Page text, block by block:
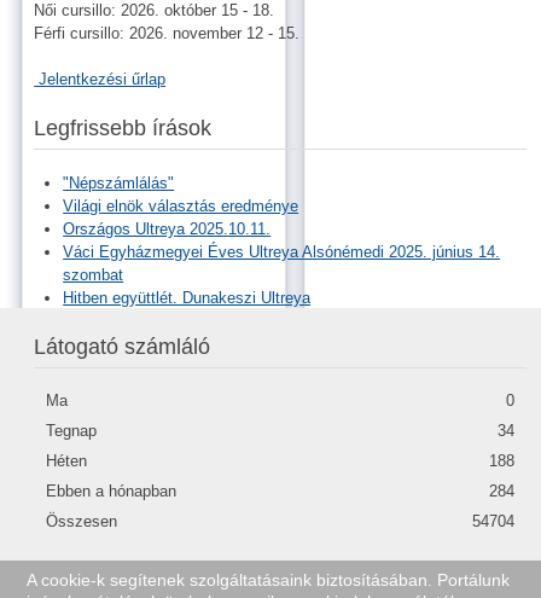
Női cursillo: 2026. október 15 - 18.
Férfi cursillo: 2026. november 12 - 15.
Jelentkezési űrlap
Legfrissebb írások
"Népszámlálás"
Világi elnök választás eredménye
Országos Ultreya 2025.10.11.
Váci Egyházmegyei Éves Ultreya Alsónémedi 2025. június 14.
szombat
Hitben együttlét. Dunakeszi Ultreya
Látogató számláló
Ma
0
Tegnap
34
Héten
188
Ebben a hónapban
284
Összesen
54704
A cookie-k segítenek szolgáltatásaink biztosításában. Portálunk